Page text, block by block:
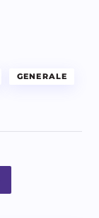
GENERALE